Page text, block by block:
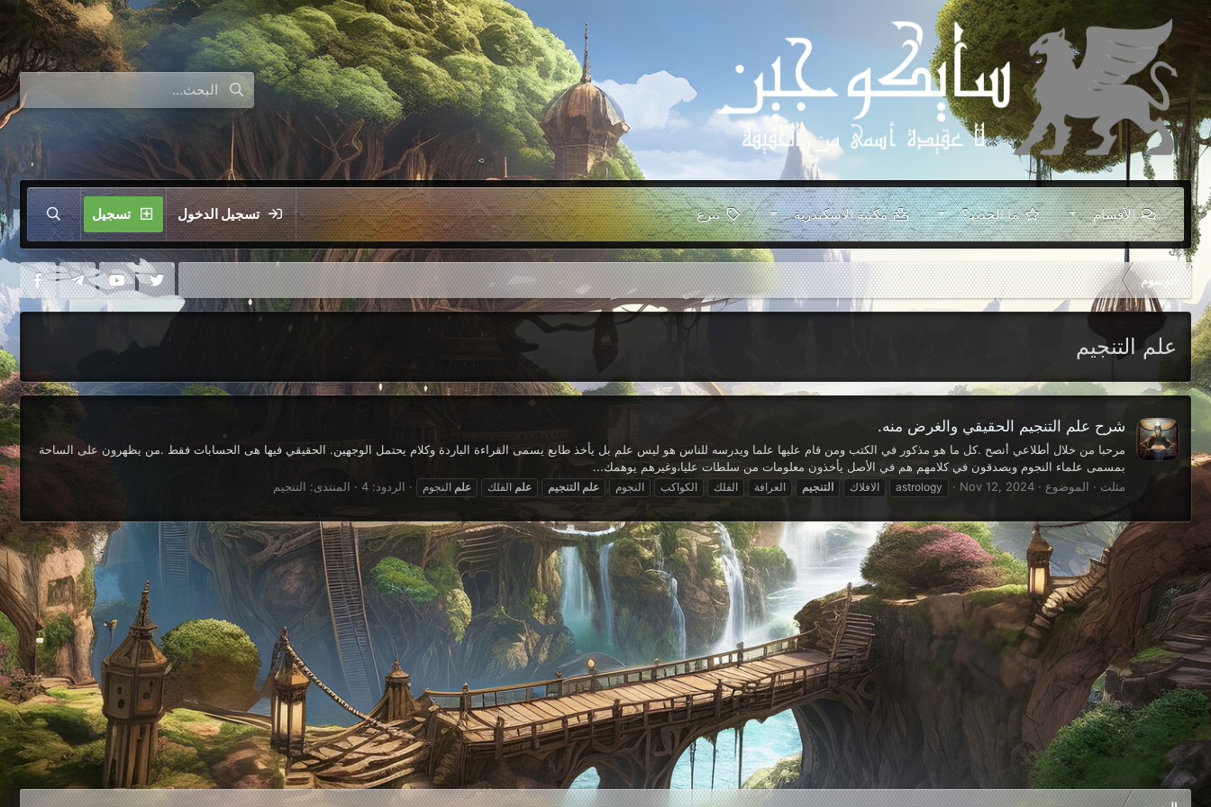
الأقسام ما الجديد؟ مكتبة الإسكندرية تبرع تسجيل الدخول تسجيل
الوسوم
علم التنجيم
شرح علم التنجيم الحقيقي والغرض منه.
مرحبا من خلال أطلاعي أنصح .كل ما هو مذكور في الكتب ومن قام عليها علما ويدرسه للناس هو ليس علم بل يأخذ طابع يسمى القراءة الباردة وكلام يحتمل الوجهين. الحقيقي فيها هى الحسابات فقط .من يظهرون على الساحة
بمسمى علماء النجوم ويصدقون في كلامهم هم في الأصل يأخذون معلومات من سلطات عليا،وغيرهم يوهمك...
مثلث
الموضوع Nov 12, 2024
astrology الافلاك التنجيم العرافة الفلك الكواكب النجوم علم التنجيم علم الفلك علم النجوم الردود: 4 المنتدى: التنجيم